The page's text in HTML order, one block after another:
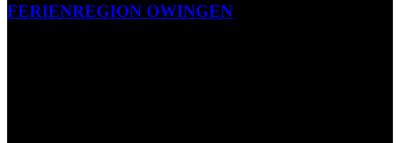
FERIENREGION OWINGEN